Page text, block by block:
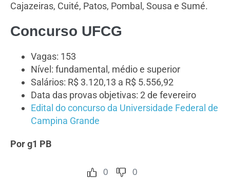
Cajazeiras, Cuité, Patos, Pombal, Sousa e Sumé.
Concurso UFCG
Vagas: 153
Nível: fundamental, médio e superior
Salários: R$ 3.120,13 a R$ 5.556,92
Data das provas objetivas: 2 de fevereiro
Edital do concurso da Universidade Federal de
Campina Grande
Por g1 PB
0 0